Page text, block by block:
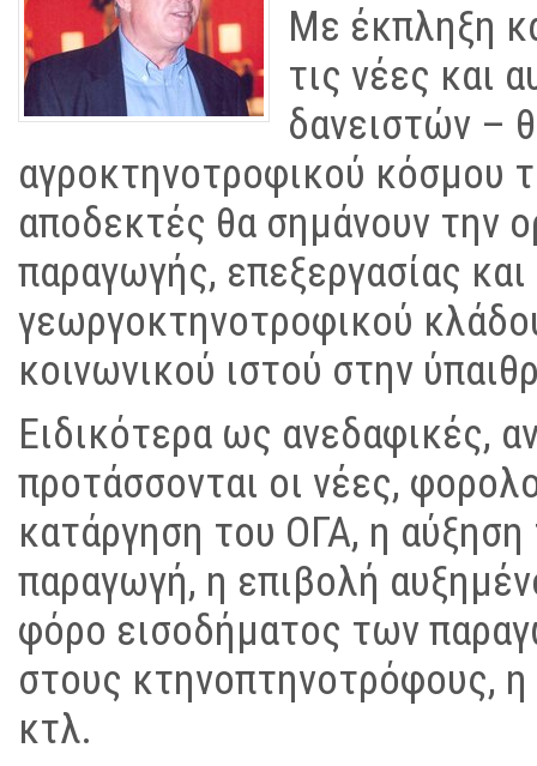
Με έκπληξη
τις νέες και
δανειστών –
αγροκτηνοτροφικού κόσμου
αποδεκτές θα σημάνουν την
παραγωγής, επεξεργασίας
γεωργοκτηνοτροφικού
κοινωνικού ιστού στην
Ειδικότερα ως ανεδαφικές,
προτάσσονται οι νέες,
κατάργηση του ΟΓΑ, η
παραγωγή, η επιβολή
φόρο εισοδήματος των
στους κτηνοπτηνοτρόφους,
κτλ.